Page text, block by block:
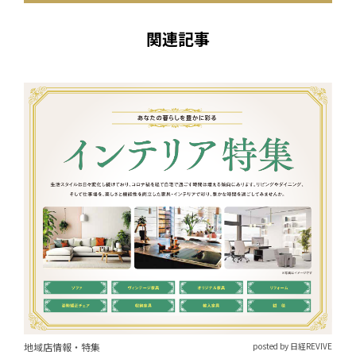
関連記事
地域店情報・特集 posted by 日経REVIVE